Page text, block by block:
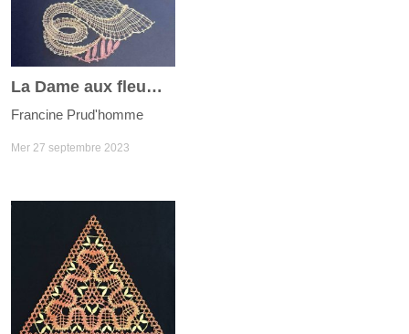
La Dame aux fleurs roses
Francine Prud'homme
Mer 27 septembre 2023